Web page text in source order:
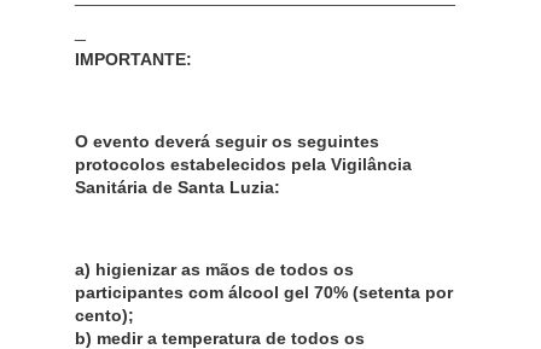
IMPORTANTE:
O evento deverá seguir os seguintes
protocolos estabelecidos pela Vigilância
Sanitária de Santa Luzia:
a) higienizar as mãos de todos os
participantes com álcool gel 70% (setenta por
cento);
b) medir a temperatura de todos os